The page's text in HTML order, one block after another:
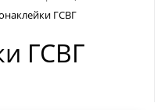
ГСВГ
ГСВГ